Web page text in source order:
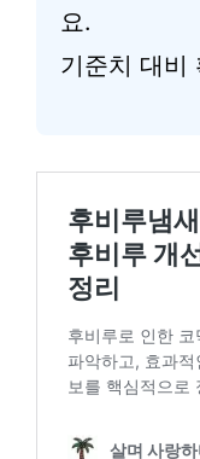
요.
기준치 대비